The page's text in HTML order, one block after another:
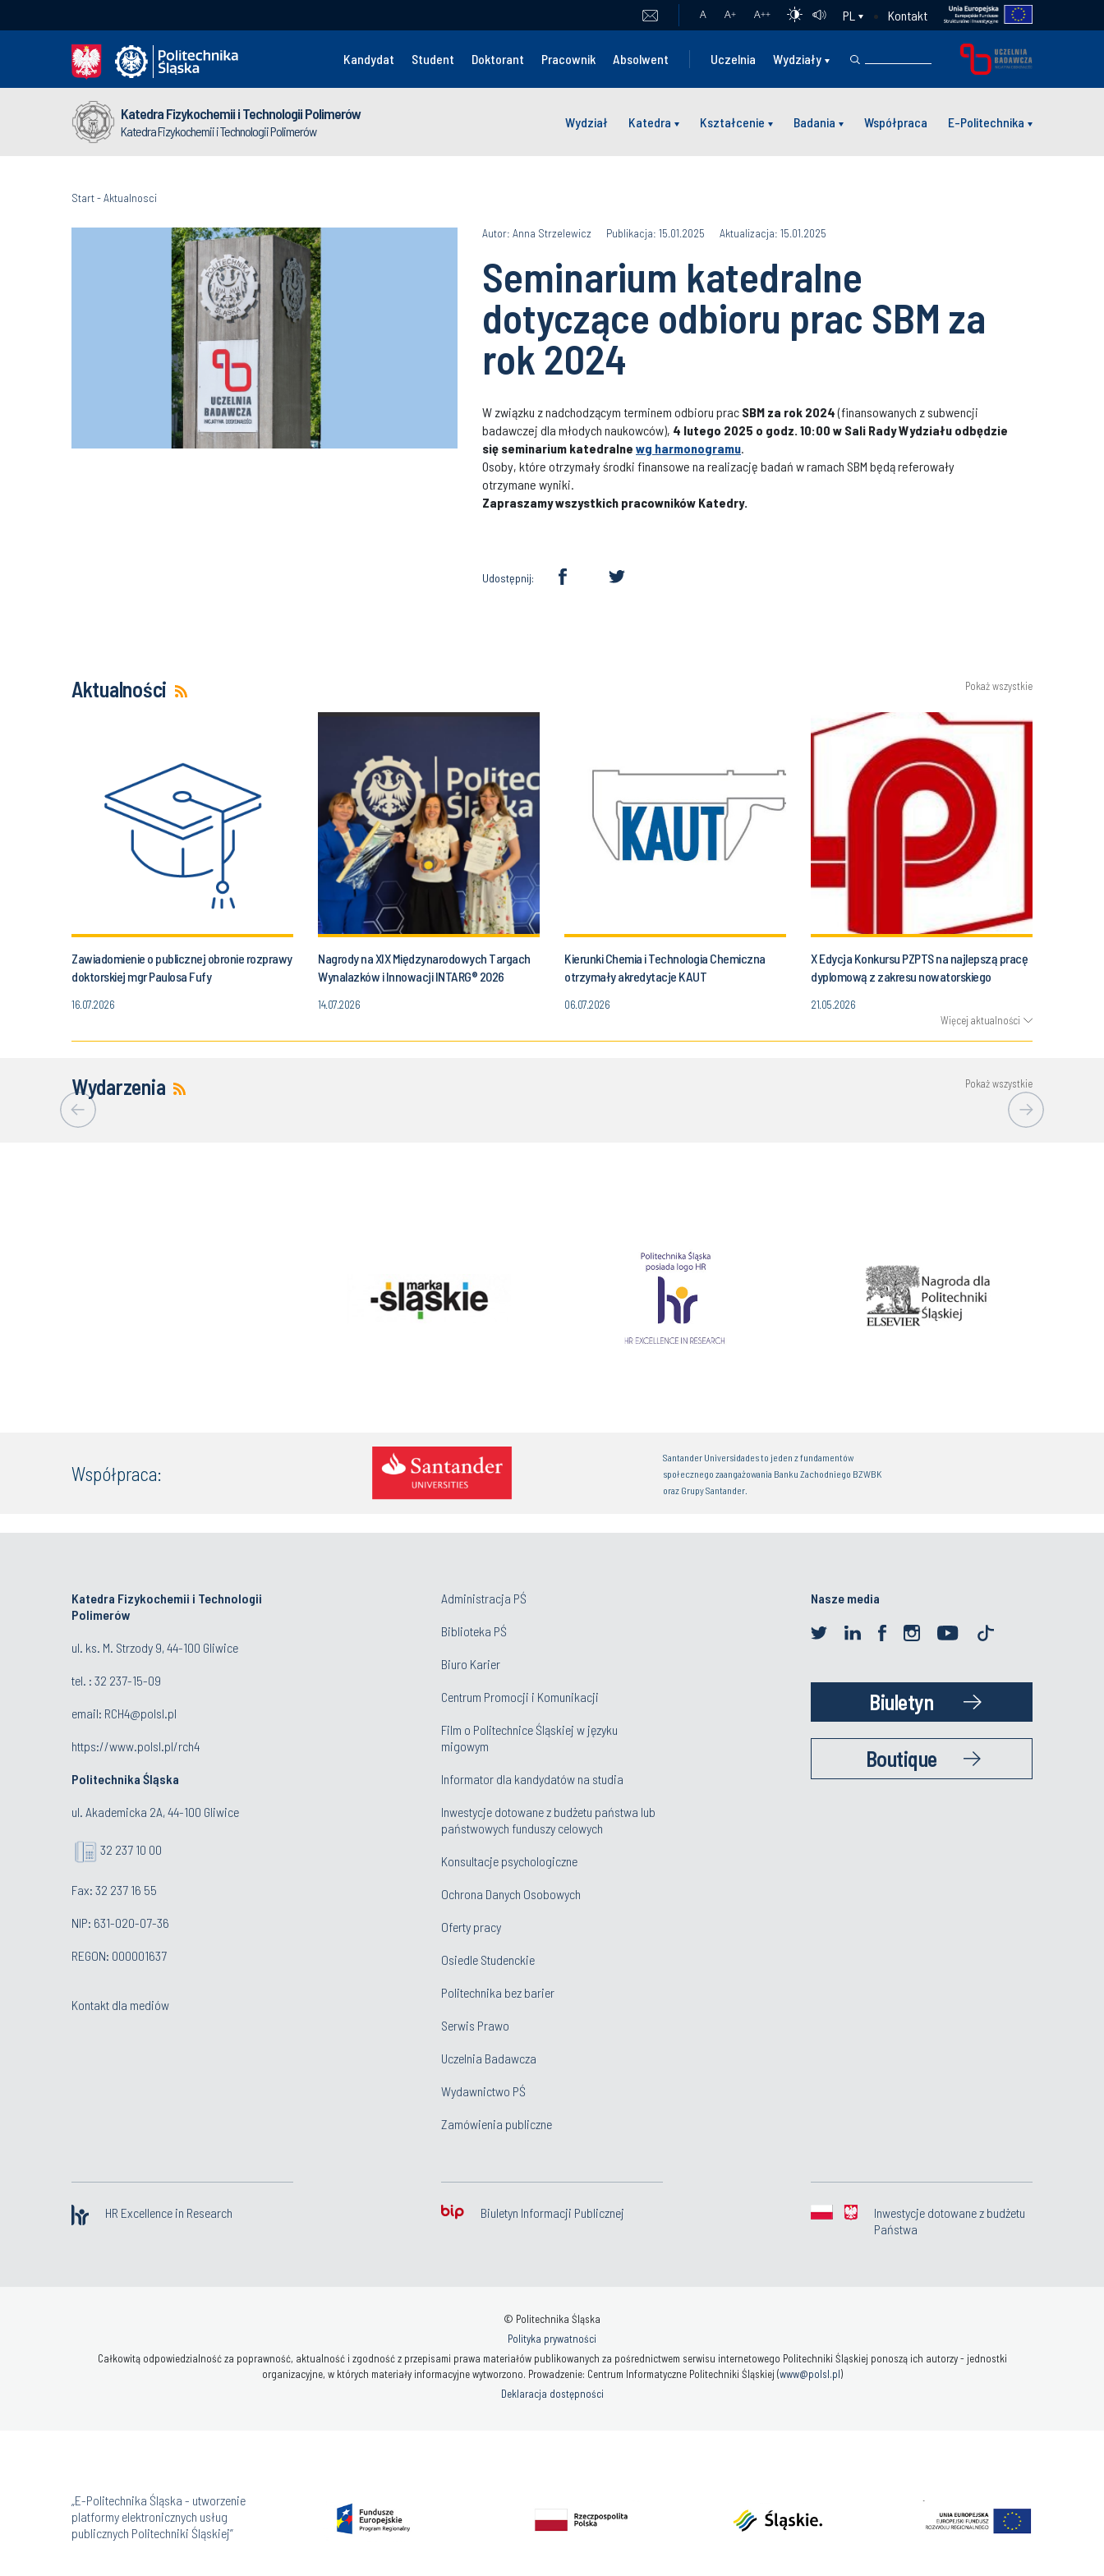
A A+ A++ PL Kontakt
Kandydat Student Doktorant Pracownik Absolwent Uczelnia Wydziały
Katedra Fizykochemii i Technologii Polimerów
Katedra Fizykochemii i Technologii Polimerów
Wydział Katedra Kształcenie Badania Współpraca E-Politechnika
Start-Aktualnosci
Autor: Anna Strzelewicz Publikacja: 15.01.2025 Aktualizacja: 15.01.2025
Seminarium katedralne
dotyczące odbioru prac SBM za
rok 2024
W związku z nadchodzącym terminem odbioru prac SBM za rok 2024(finansowanych z subwencji
badawczej dla młodych naukowców), 4 lutego 2025 o godz. 10:00 w Sali Rady Wydziału odbędzie
się seminarium katedralne wg harmonogramu.
Osoby, które otrzymały środki finansowe na realizację badań w ramach SBM będą referowały
otrzymane wyniki.
Zapraszamy wszystkich pracowników Katedry.
Udostępnij:
Aktualności Pokaż wszystkie
Zawiadomienie o publicznej obronie rozprawy
doktorskiej mgr Paulosa Fufy
16.07.2026
Nagrody na XIX Międzynarodowych Targach
Wynalazków i Innowacji INTARG® 2026
14.07.2026
Kierunki Chemia i Technologia Chemiczna
otrzymały akredytacje KAUT
06.07.2026
X Edycja Konkursu PZPTS na najlepszą pracę
dyplomową z zakresu nowatorskiego
21.05.2026
Więcej aktualności
Wydarzenia Pokaż wszystkie
Współpraca:
Santander Universidades to jeden z fundamentów
społecznego zaangażowania Banku Zachodniego BZWBK
oraz Grupy Santander.
Katedra Fizykochemii i Technologii
Polimerów
ul. ks. M. Strzody 9, 44-100 Gliwice
tel. : 32 237-15-09
email: RCH4@polsl.pl
https://www.polsl.pl/rch4
Politechnika Śląska
ul. Akademicka 2A, 44-100 Gliwice
32 237 10 00
Fax: 32 237 16 55
NIP: 631-020-07-36
REGON: 000001637
Kontakt dla mediów
Administracja PŚ
Biblioteka PŚ
Biuro Karier
Centrum Promocji i Komunikacji
Film o Politechnice Śląskiej w języku
migowym
Informator dla kandydatów na studia
Inwestycje dotowane z budżetu państwa lub
państwowych funduszy celowych
Konsultacje psychologiczne
Ochrona Danych Osobowych
Oferty pracy
Osiedle Studenckie
Politechnika bez barier
Serwis Prawo
Uczelnia Badawcza
Wydawnictwo PŚ
Zamówienia publiczne
Nasze media
Biuletyn
Boutique
HR Excellence in Research Biuletyn Informacji Publicznej
Inwestycje dotowane z budżetu
Państwa
© Politechnika Śląska
Polityka prywatności
Całkowitą odpowiedzialność za poprawność, aktualność i zgodność z przepisami prawa materiałów publikowanych za pośrednictwem serwisu internetowego Politechniki Śląskiej ponoszą ich autorzy - jednostki
organizacyjne, w których materiały informacyjne wytworzono. Prowadzenie: Centrum Informatyczne Politechniki Śląskiej (www@polsl.pl)
Deklaracja dostępności
„E-Politechnika Śląska - utworzenie
platformy elektronicznych usług
publicznych Politechniki Śląskiej”